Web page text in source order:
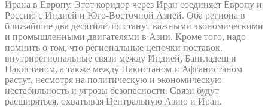
Ирана в Европу. Этот коридор через Иран соединяет Европу и
Россию с Индией и Юго-Восточной Азией. Оба региона в
ближайшие два десятилетия станут важными экономическими
и промышленными двигателями в Азии. Кроме того, надо
помнить о том, что региональные цепочки поставок,
внутрирегиональные связи между Индией, Бангладеш и
Пакистаном, а также между Пакистаном и Афганистаном
растут, несмотря на политическую и экономическую
нестабильность и угрозы безопасности. Связи будут
расширяться, охватывая Центральную Азию и Иран.